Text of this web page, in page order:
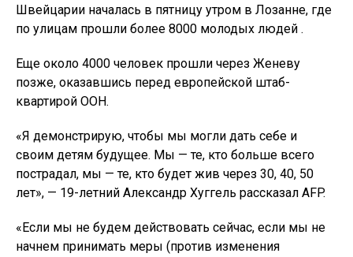
Швейцарии началась в пятницу утром в Лозанне, где
по улицам прошли более 8000 молодых людей .
Еще около 4000 человек прошли через Женеву
позже, оказавшись перед европейской штаб-
квартирой ООН.
«Я демонстрирую, чтобы мы могли дать себе и
своим детям будущее. Мы — те, кто больше всего
пострадал, мы — те, кто будет жив через 30, 40, 50
лет», — 19-летний Александр Хуггель рассказал AFP.
«Если мы не будем действовать сейчас, если мы не
начнем принимать меры (против изменения